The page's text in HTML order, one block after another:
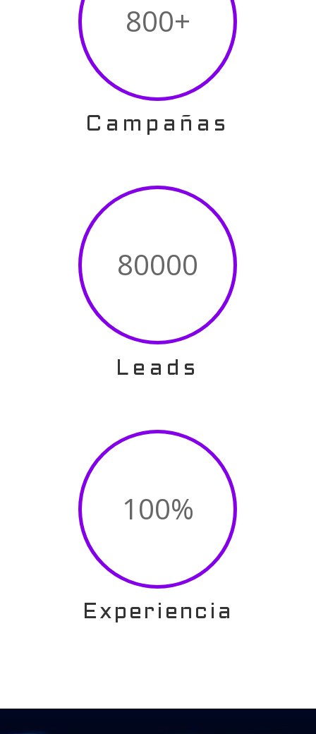
800+
Campañas
80000
Leads
100%
Experiencia